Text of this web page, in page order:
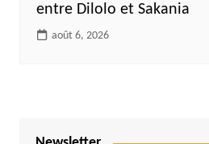
entre Dilolo et Sakania
août 6, 2026